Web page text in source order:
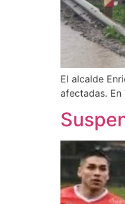
El alcalde
afectadas.